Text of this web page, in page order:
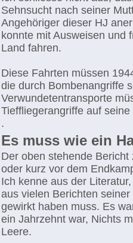
Sehnsucht nach seiner
Angehöriger dieser HJ
konnte mit Ausweisen und
Land fahren.
Diese Fahrten müssen
die durch Bombenangriffe
Verwundetentransporte
Tieffliegerangriffe auf
.
Es muss wie ein
Der oben stehende
oder kurz vor dem
Ich kenne aus der
aus vielen Berichten
gewirkt haben muss. Es
ein Jahrzehnt war, Nichts
Leere.